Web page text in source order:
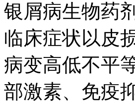
银屑病生物药
临床症状以皮
病变高低不平
部激素、免疫